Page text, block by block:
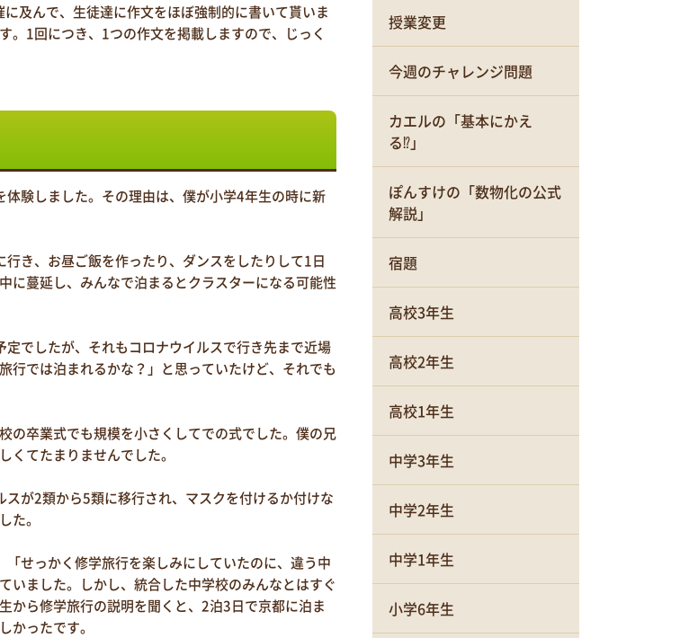
及んで、生徒達に作文をほぼ強制的に書いて貰いま
。1回につき、1つの作文を掲載しますので、じっく
験しました。その理由は、僕が小学4年生の時に新
き、お昼ご飯を作ったり、ダンスをしたりして1日
に蔓延し、みんなで泊まるとクラスターになる可能性
でしたが、それもコロナウイルスで行き先まで近場
行では泊まれるかな？」と思っていたけど、それでも
卒業式でも規模を小さくしてでの式でした。僕の兄
くてたまりませんでした。
が2類から5類に移行され、マスクを付けるか付けな
た。
せっかく修学旅行を楽しみにしていたのに、違う中
いました。しかし、統合した中学校のみんなとはすぐ
から修学旅行の説明を聞くと、2泊3日で京都に泊ま
かったです。
授業変更
今週のチャレンジ問題
カエルの「基本にかえ
る⁉」
ぽんすけの「数物化の公式
解説」
宿題
高校3年生
高校2年生
高校1年生
中学3年生
中学2年生
中学1年生
小学6年生